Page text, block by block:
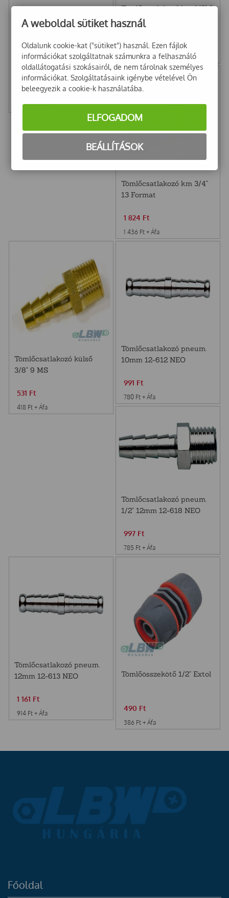
Tömlőcsatlakozó
karmantyúval 9mm
Riegler
456Ft
359Ft+ Áfa
Tömlőcsatlakozó km 1/2" 9
mm Format
1 219Ft
960Ft+ Áfa
Tömlőcsatlakozó km 3/4"
13 Format
1 824 Ft
1 436 Ft + Áfa
Tömlőcsatlakozó külső
3/8" 9 MS
531 Ft
418 Ft + Áfa
Tömlőcsatlakozó pneum.
10mm 12-612 NEO
991 Ft
780 Ft + Áfa
Tömlőcsatlakozó pneum.
1/2" 12mm 12-618 NEO
997 Ft
785 Ft + Áfa
Tömlőcsatlakozó pneum.
12mm 12-613 NEO
1 161 Ft
914 Ft + Áfa
Tömlőösszekötő 1/2" Extol
490 Ft
386 Ft + Áfa
Főoldal
A weboldal sütiket használ
Oldalunk cookie-kat ("sütiket") használ. Ezen fájlok
információkat szolgáltatnak számunkra a felhasználó
oldallátogatási szokásairól, de nem tárolnak személyes
információkat. Szolgáltatásaink igénybe vételével Ön
beleegyezik a cookie-k használatába.
ELFOGADOM
BEÁLLÍTÁSOK